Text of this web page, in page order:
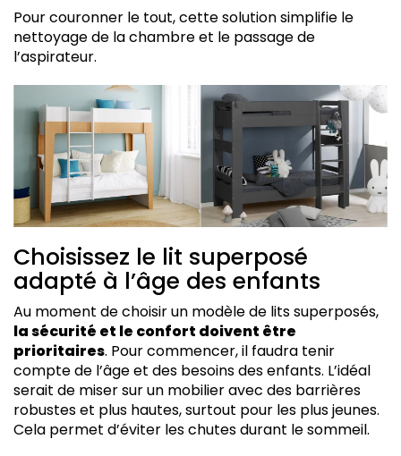
Pour couronner le tout, cette solution simplifie le
nettoyage de la chambre et le passage de
l’aspirateur.
Choisissez le lit superposé
adapté à l’âge des enfants
Au moment de choisir un modèle de lits superposés,
la sécurité et le confort doivent être
prioritaires. Pour commencer, il faudra tenir
compte de l’âge et des besoins des enfants. L’idéal
serait de miser sur un mobilier avec des barrières
robustes et plus hautes, surtout pour les plus jeunes.
Cela permet d’éviter les chutes durant le sommeil.